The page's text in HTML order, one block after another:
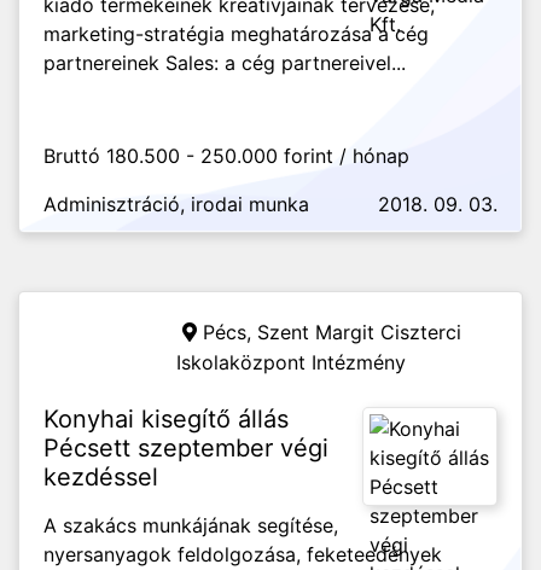
kiadó termékeinek kreatívjainak tervezése,
marketing-stratégia meghatározása a cég
partnereinek Sales: a cég partnereivel...
Bruttó 180.500 - 250.000 forint / hónap
Adminisztráció, irodai munka
2018. 09. 03.
Pécs, Szent Margit Ciszterci
Iskolaközpont Intézmény
Konyhai kisegítő állás
Pécsett szeptember végi
kezdéssel
A szakács munkájának segítése,
nyersanyagok feldolgozása, feketeedények